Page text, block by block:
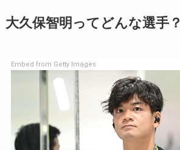
大久保智明ってどんな選手？
Embed from Getty Images